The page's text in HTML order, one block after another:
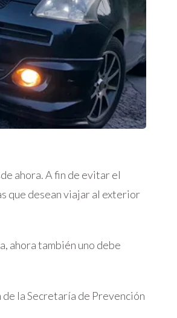
ahora. A fin de evitar el
que desean viajar al exterior
ahora también uno debe
la Secretaría de Prevención